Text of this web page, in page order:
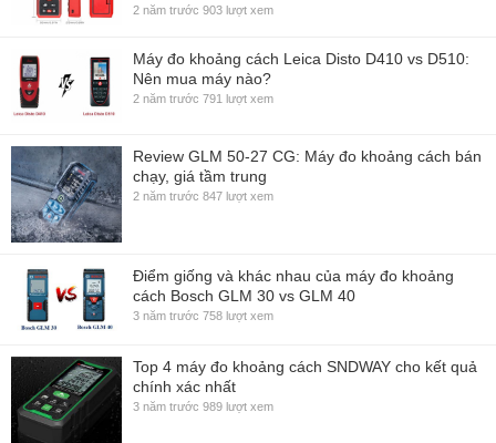
2 năm trước 903 lượt xem
Máy đo khoảng cách Leica Disto D410 vs D510:
Nên mua máy nào?
2 năm trước 791 lượt xem
Review GLM 50-27 CG: Máy đo khoảng cách bán
chạy, giá tầm trung
2 năm trước 847 lượt xem
Điểm giống và khác nhau của máy đo khoảng
cách Bosch GLM 30 vs GLM 40
3 năm trước 758 lượt xem
Top 4 máy đo khoảng cách SNDWAY cho kết quả
chính xác nhất
3 năm trước 989 lượt xem